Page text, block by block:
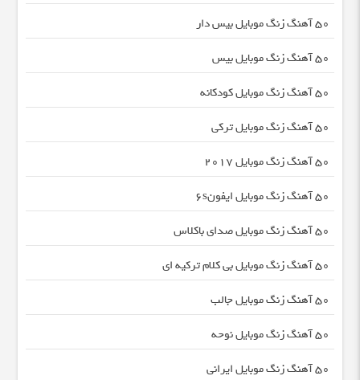
50 آهنگ زنگ موبایل بیس دار
50 آهنگ زنگ موبایل بیس
50 آهنگ زنگ موبایل کودکانه
50 آهنگ زنگ موبایل ترکی
50 آهنگ زنگ موبایل ۲۰۱۷
50 آهنگ زنگ موبایل ایفون۶s
50 آهنگ زنگ موبایل صدای باکلاس
50 آهنگ زنگ موبایل بی کلام ترکیه ای
50 آهنگ زنگ موبایل جالب
50 آهنگ زنگ موبایل نوحه
50 آهنگ زنگ موبایل ایرانی